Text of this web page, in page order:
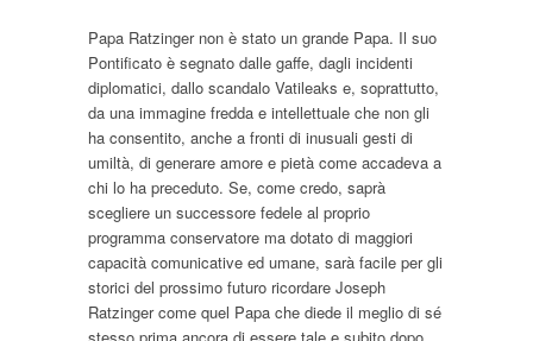
Papa Ratzinger non è stato un grande Papa. Il suo
Pontificato è segnato dalle gaffe, dagli incidenti
diplomatici, dallo scandalo Vatileaks e, soprattutto,
da una immagine fredda e intellettuale che non gli
ha consentito, anche a fronti di inusuali gesti di
umiltà, di generare amore e pietà come accadeva a
chi lo ha preceduto. Se, come credo, saprà
scegliere un successore fedele al proprio
programma conservatore ma dotato di maggiori
capacità comunicative ed umane, sarà facile per gli
storici del prossimo futuro ricordare Joseph
Ratzinger come quel Papa che diede il meglio di sé